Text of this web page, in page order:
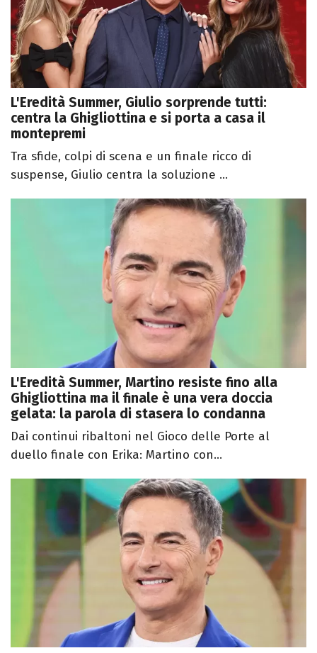
L'Eredità Summer, Giulio sorprende tutti:
centra la Ghigliottina e si porta a casa il
montepremi
Tra sfide, colpi di scena e un finale ricco di
suspense, Giulio centra la soluzione ...
L'Eredità Summer, Martino resiste fino alla
Ghigliottina ma il finale è una vera doccia
gelata: la parola di stasera lo condanna
Dai continui ribaltoni nel Gioco delle Porte al
duello finale con Erika: Martino con...